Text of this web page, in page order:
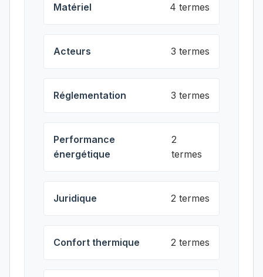
Matériel 4 termes
Acteurs 3 termes
Réglementation 3 termes
Performance
énergétique
2
termes
Juridique 2 termes
Confort thermique 2 termes